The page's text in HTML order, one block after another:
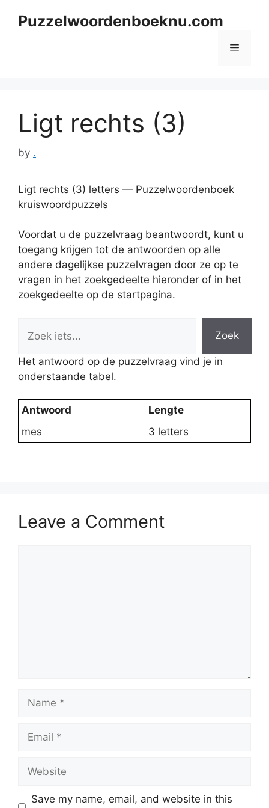
Puzzelwoordenboeknu.com
Menu
Ligt rechts (3)
by .
Ligt rechts (3) letters — Puzzelwoordenboek
kruiswoordpuzzels
Voordat u de puzzelvraag beantwoordt, kunt u
toegang krijgen tot de antwoorden op alle
andere dagelijkse puzzelvragen door ze op te
vragen in het zoekgedeelte hieronder of in het
zoekgedeelte op de startpagina.
Zoek
Het antwoord op de puzzelvraag vind je in
onderstaande tabel.
Antwoord
Lengte
mes
3 letters
Leave a Comment
Name
Email
Website
Save my name, email, and website in this